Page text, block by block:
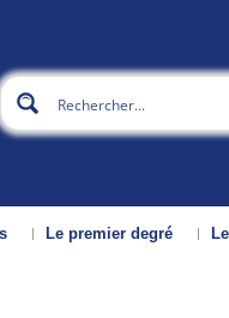
Le premier degré